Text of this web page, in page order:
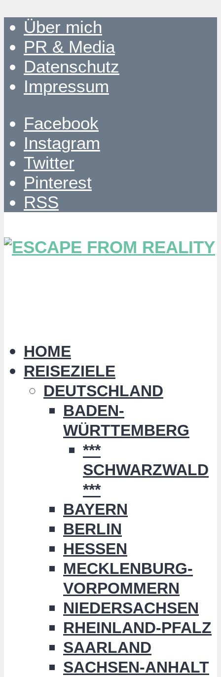
Über mich
PR & Media
Datenschutz
Impressum
Facebook
Instagram
Twitter
Pinterest
RSS
HOME
REISEZIELE
DEUTSCHLAND
BADEN-
WÜRTTEMBERG
***
SCHWARZWALD
***
BAYERN
BERLIN
HESSEN
MECKLENBURG-
VORPOMMERN
NIEDERSACHSEN
RHEINLAND-PFALZ
SAARLAND
SACHSEN-ANHALT